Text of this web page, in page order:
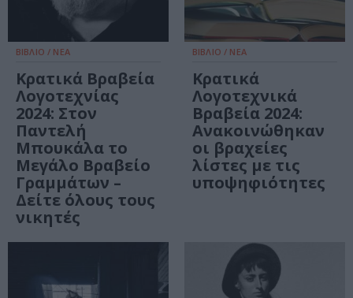
ΒΙΒΛΙΟ / ΝΕΑ
Κρατικά Βραβεία
Λογοτεχνίας
2024: Στον
Παντελή
Μπουκάλα το
Μεγάλο Βραβείο
Γραμμάτων –
Δείτε όλους τους
νικητές
ΒΙΒΛΙΟ / ΝΕΑ
Κρατικά
Λογοτεχνικά
Βραβεία 2024:
Ανακοινώθηκαν
οι βραχείες
λίστες με τις
υποψηφιότητες